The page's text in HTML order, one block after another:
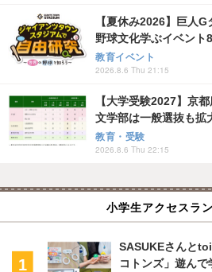
【夏休み2026】巨人
野球文化学ぶイベント
教育イベント
2026.8.6 Thu 21:15
【大学受験2027】京
文学部は一般選抜も拡
教育・受験
2026.8.6 Thu 22:15
小学生アクセスラ
SASUKEさんと
コトンズ」遊んで